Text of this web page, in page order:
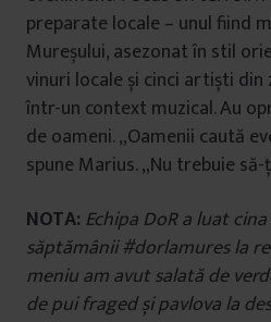
preparate locale – unul fiind
Mureșului, asezonat în stil
vinuri locale și cinci artiști din
într-un context muzical. Au
de oameni. „Oamenii caută
spune Marius. „Nu trebuie
NOTA: Echipa DoR a luat
săptămânii #dorlamures la
meniu am avut salată de
de pui fraged și pavlova la